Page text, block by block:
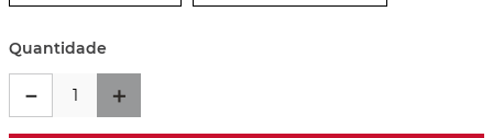
Quantidade
＋
－